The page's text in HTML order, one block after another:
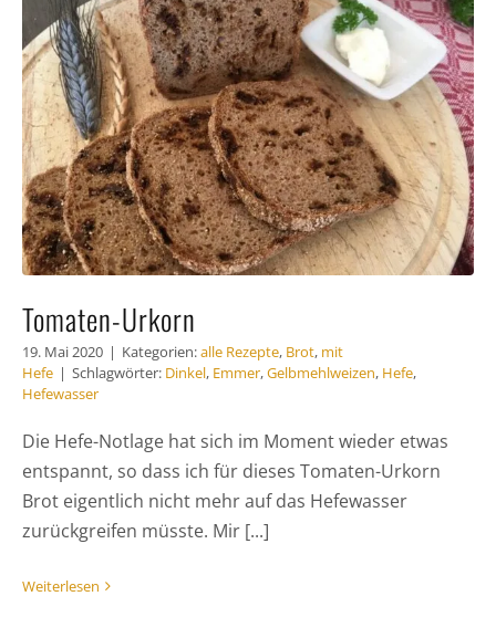
Häufig gestellte Fragen
Kundenstimmen
Kontakt
Tomaten-Urkorn
19. Mai 2020 | Kategorien:alle Rezepte, Brot, mit
Hefe | Schlagwörter: Dinkel, Emmer,Gelbmehlweizen, Hefe,
Hefewasser
Die Hefe-Notlage hat sich im Moment wieder etwas
entspannt, so dass ich für dieses Tomaten-Urkorn
Brot eigentlich nicht mehr auf das Hefewasser
zurückgreifen müsste. Mir [...]
Weiterlesen